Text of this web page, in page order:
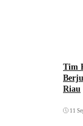
Tim
Riau
11